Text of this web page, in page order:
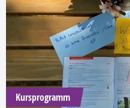
Kursprogramm